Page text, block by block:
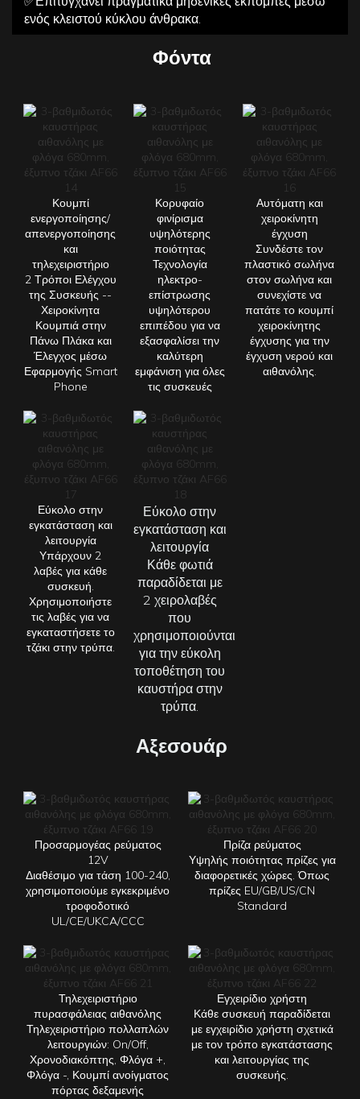
ενός κλειστού κύκλου άνθρακα.
Φόντα
Κουμπί
ενεργοποίησης/
απενεργοποίησης
και
τηλεχειριστήριο
2 Τρόποι Ελέγχου
της Συσκευής --
Χειροκίνητα
Κουμπιά στην
Πάνω Πλάκα και
Έλεγχος μέσω
Εφαρμογής Smart
Phone
Κορυφαίο
φινίρισμα
υψηλότερης
ποιότητας
Τεχνολογία
ηλεκτρο-
επίστρωσης
υψηλότερου
επιπέδου για να
εξασφαλίσει την
καλύτερη
εμφάνιση για όλες
τις συσκευές
Αυτόματη και
χειροκίνητη
έγχυση
Συνδέστε τον
πλαστικό σωλήνα
στον σωλήνα και
συνεχίστε να
πατάτε το κουμπί
χειροκίνητης
έγχυσης για την
έγχυση νερού και
αιθανόλης.
Εύκολο στην
εγκατάσταση και
λειτουργία
Υπάρχουν 2
λαβές για κάθε
συσκευή.
Χρησιμοποιήστε
τις λαβές για να
εγκαταστήσετε το
τζάκι στην τρύπα.
Εύκολο στην
εγκατάσταση και
λειτουργία
Κάθε φωτιά
παραδίδεται με
2 χειρολαβές
που
χρησιμοποιούνται
για την εύκολη
τοποθέτηση του
καυστήρα στην
τρύπα.
Αξεσουάρ
Προσαρμογέας ρεύματος
12V
Διαθέσιμο για τάση 100-240,
χρησιμοποιούμε εγκεκριμένο
τροφοδοτικό
UL/CE/UKCA/CCC
Πρίζα ρεύματος
Υψηλής ποιότητας πρίζες για
διαφορετικές χώρες. Όπως
πρίζες EU/GB/US/CN
Standard
Τηλεχειριστήριο
πυρασφάλειας αιθανόλης
Τηλεχειριστήριο πολλαπλών
λειτουργιών: On/Off,
Χρονοδιακόπτης, Φλόγα +,
Φλόγα -, Κουμπί ανοίγματος
πόρτας δεξαμενής
Εγχειρίδιο χρήστη
Κάθε συσκευή παραδίδεται
με εγχειρίδιο χρήστη σχετικά
με τον τρόπο εγκατάστασης
και λειτουργίας της
συσκευής.